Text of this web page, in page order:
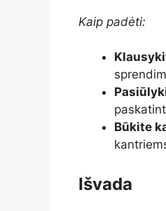
Kaip padėti:
Būkite
Išvada